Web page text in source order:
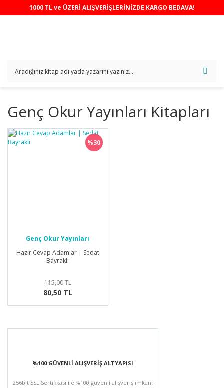
1000 TL ve ÜZERİ ALIŞVERİŞLERİNİZDE KARGO BEDAVA!
Genç Okur Yayınları Kitapları
%30
Genç Okur Yayınları
Hazır Cevap Adamlar | Sedat
Bayraklı
115,00 TL
80,50 TL
%100 GÜVENLİ ALIŞVERİŞ ALTYAPISI
256bit SSL Sertifikası ile %100 güvenli alışveriş imkanı